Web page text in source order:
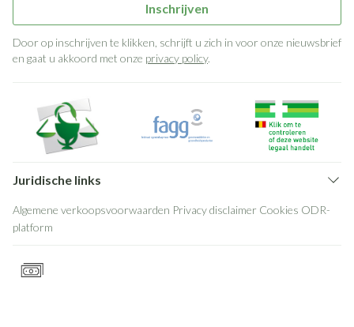
Inschrijven
Door op inschrijven te klikken, schrijft u zich in voor onze nieuwsbrief
en gaat u akkoord met onze privacy policy.
Juridische links
Algemene verkoopsvoorwaarden Privacy disclaimer Cookies ODR-
platform